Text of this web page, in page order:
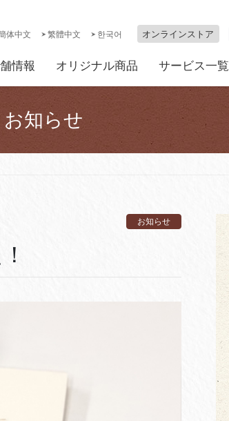
体中文 繁體中文 한국어 オンラインストア
情報 オリジナル商品 サービス一覧
お知らせ
お知らせ